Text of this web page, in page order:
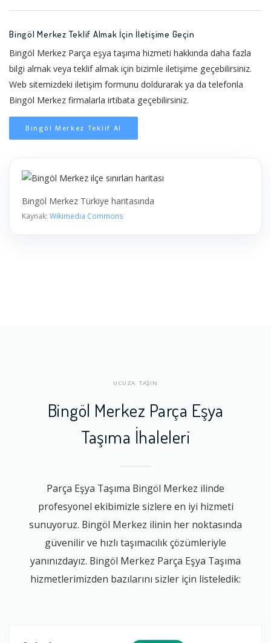
Bingöl Merkez Teklif Almak İçin İletişime Geçin
Bingöl Merkez Parça eşya taşıma hizmeti hakkında daha fazla
bilgi almak veya teklif almak için bizimle iletişime geçebilirsiniz.
Web sitemizdeki iletişim formunu doldurarak ya da telefonla
Bingöl Merkez firmalarla irtibata geçebilirsiniz.
Bingöl Merkez Teklif Al
Bingöl Merkez Türkiye haritasında
Kaynak: Wikimedia Commons
UCUZA TAŞIN
Bingöl Merkez Parça Eşya
Taşıma İhaleleri
Parça Eşya Taşıma Bingöl Merkez ilinde
profesyonel ekibimizle sizlere en iyi hizmeti
sunuyoruz. Bingöl Merkez ilinin her noktasında
güvenilir ve hızlı taşımacılık çözümleriyle
yanınızdayız. Bingöl Merkez Parça Eşya Taşıma
hizmetlerimizden bazılarını sizler için listeledik: